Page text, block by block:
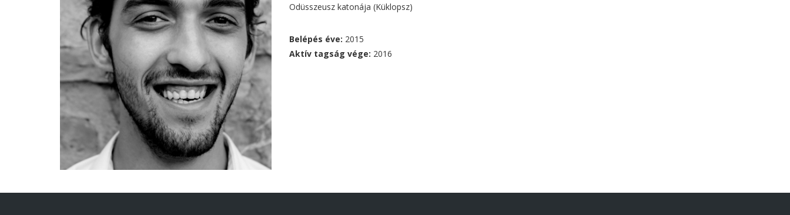
Odüsszeusz katonája (Küklopsz)
Belépés éve: 2015
Aktív tagság vége: 2016